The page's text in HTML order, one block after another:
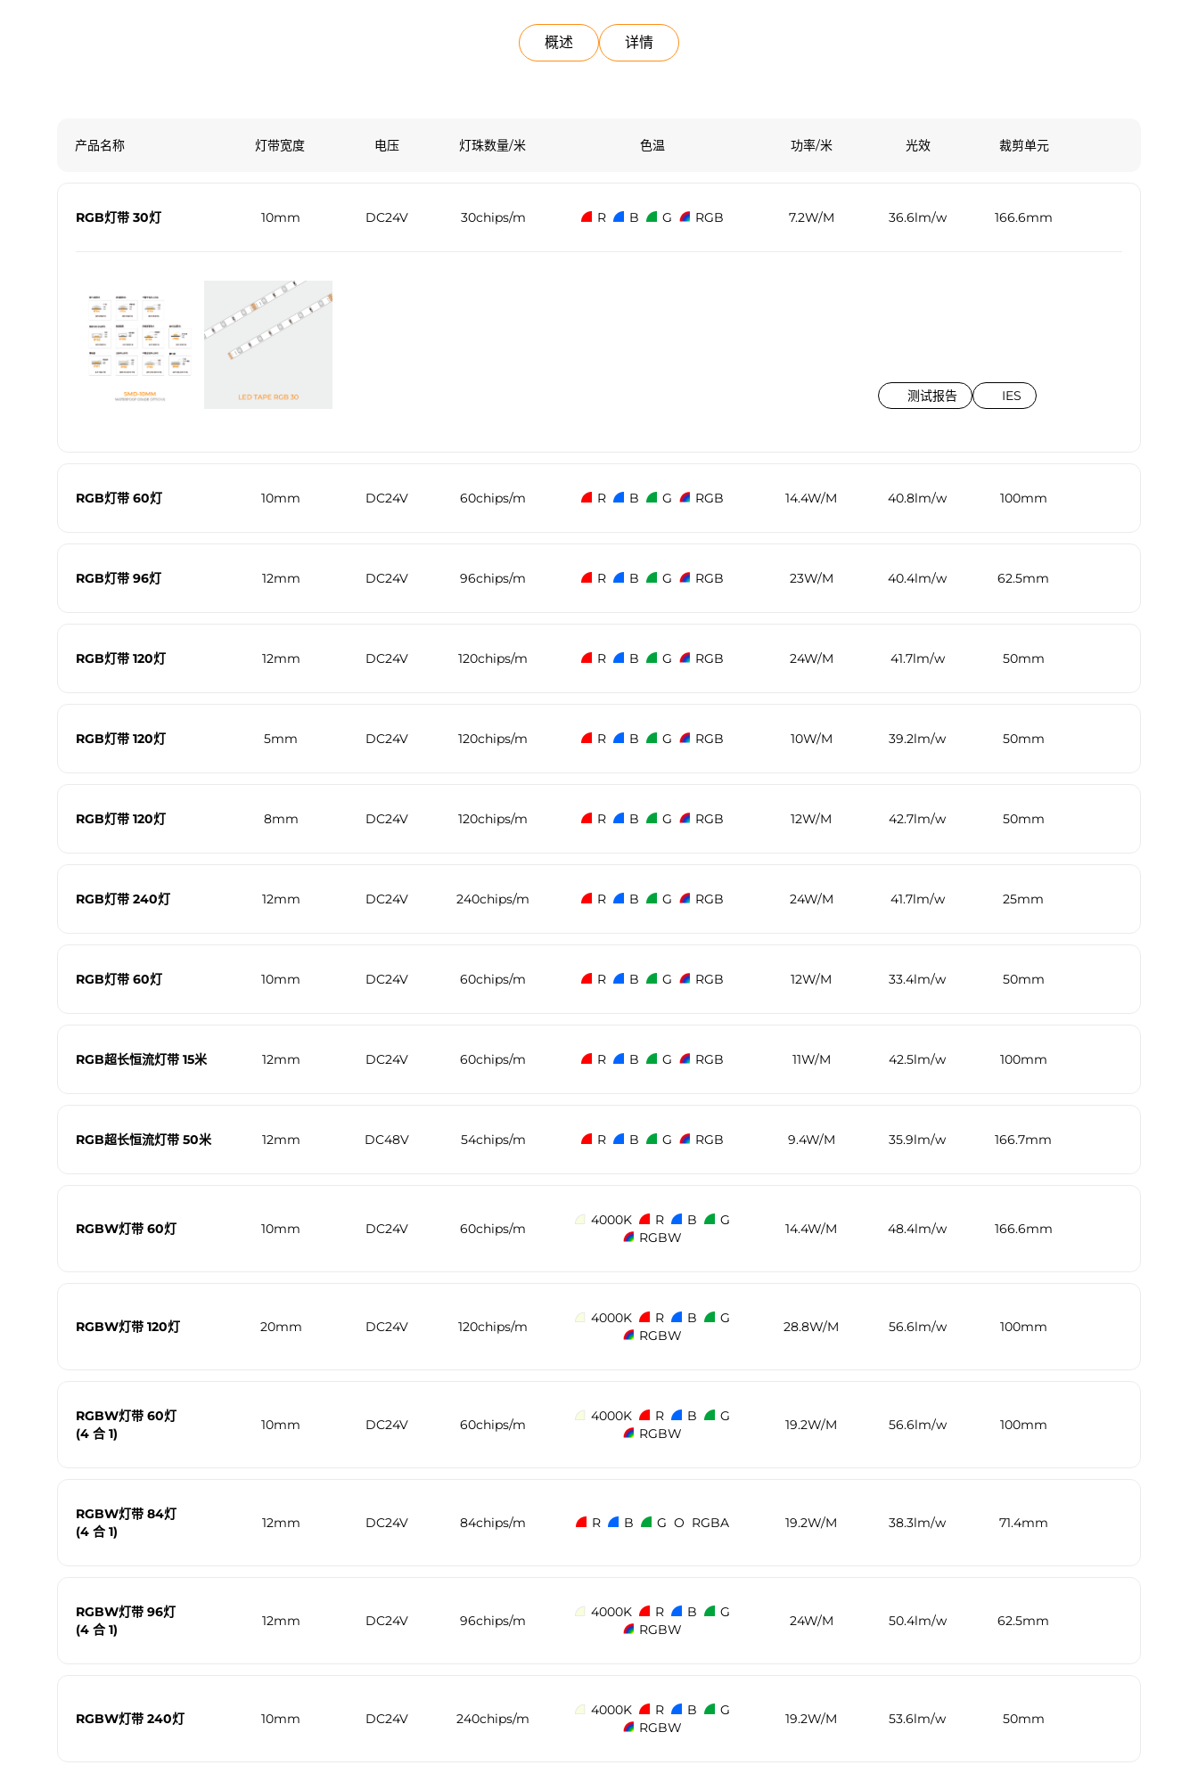
概述 详情
产品名称 灯带宽度 电压 灯珠数量/米 色温 功率/米 光效 裁剪单元
RGB灯带 30灯 10mm DC24V 30chips/m R B G RGB 7.2W/M 36.6lm/w 166.6mm
测试报告 IES
RGB灯带 60灯 10mm DC24V 60chips/m R B G RGB 14.4W/M 40.8lm/w 100mm
RGB灯带 96灯 12mm DC24V 96chips/m R B G RGB 23W/M 40.4lm/w 62.5mm
RGB灯带 120灯 12mm DC24V 120chips/m R B G RGB 24W/M 41.7lm/w 50mm
RGB灯带 120灯 5mm DC24V 120chips/m R B G RGB 10W/M 39.2lm/w 50mm
RGB灯带 120灯 8mm DC24V 120chips/m R B G RGB 12W/M 42.7lm/w 50mm
RGB灯带 240灯 12mm DC24V 240chips/m R B G RGB 24W/M 41.7lm/w 25mm
RGB灯带 60灯 10mm DC24V 60chips/m R B G RGB 12W/M 33.4lm/w 50mm
RGB超长恒流灯带 15米 12mm DC24V 60chips/m R B G RGB 11W/M 42.5lm/w 100mm
RGB超长恒流灯带 50米 12mm DC48V 54chips/m R B G RGB 9.4W/M 35.9lm/w 166.7mm
RGBW灯带 60灯 10mm DC24V 60chips/m
4000K R B
G
RGBW
14.4W/M 48.4lm/w 166.6mm
RGBW灯带 120灯 20mm DC24V 120chips/m
4000K R B
G
RGBW
28.8W/M 56.6lm/w 100mm
RGBW灯带 60灯
(4 合 1)
10mm DC24V 60chips/m
4000K R B
G
RGBW
19.2W/M 56.6lm/w 100mm
RGBW灯带 84灯
(4 合 1)
12mm DC24V 84chips/m R B G O RGBA 19.2W/M 38.3lm/w 71.4mm
RGBW灯带 96灯
(4 合 1)
12mm DC24V 96chips/m
4000K R B
G
RGBW
24W/M 50.4lm/w 62.5mm
RGBW灯带 240灯 10mm DC24V 240chips/m
4000K R B
G
RGBW
19.2W/M 53.6lm/w 50mm